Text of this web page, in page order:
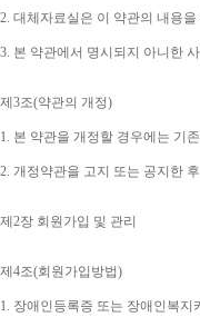
2. 대체자료실은 이 약관의 내용
3. 본 약관에서 명시되지 아니한
제 3조(약관의 개정)
1. 본 약관을 개정할 경우에는 기
2. 개정약관을 고지 또는 공지한
제 2장 회원가입 및 관리
제 4조(회원가입방법)
1. 장애인등록증 또는 장애인복지